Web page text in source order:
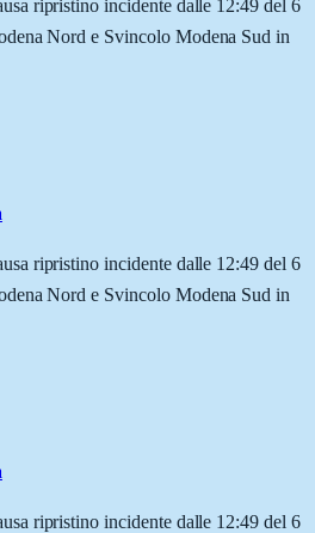
ripristino incidente dalle 12:49 del 6
Nord e Svincolo Modena Sud in
ripristino incidente dalle 12:49 del 6
Nord e Svincolo Modena Sud in
ripristino incidente dalle 12:49 del 6